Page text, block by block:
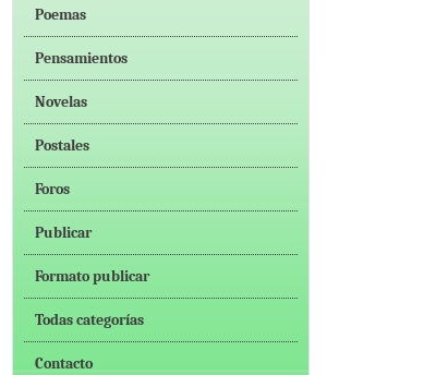
Poemas
Pensamientos
Novelas
Postales
Foros
Publicar
Formato publicar
Todas categorías
Contacto